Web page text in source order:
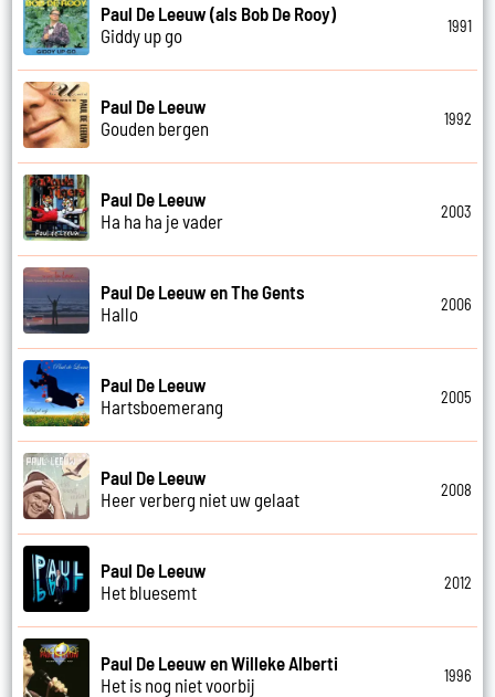
Paul De Leeuw (als Bob De Rooy)
Giddy up go
1991
Paul De Leeuw
Gouden bergen
1992
Paul De Leeuw
Ha ha ha je vader
2003
Paul De Leeuw en The Gents
Hallo
2006
Paul De Leeuw
Hartsboemerang
2005
Paul De Leeuw
Heer verberg niet uw gelaat
2008
Paul De Leeuw
Het bluesemt
2012
Paul De Leeuw en Willeke Alberti
Het is nog niet voorbij
1996